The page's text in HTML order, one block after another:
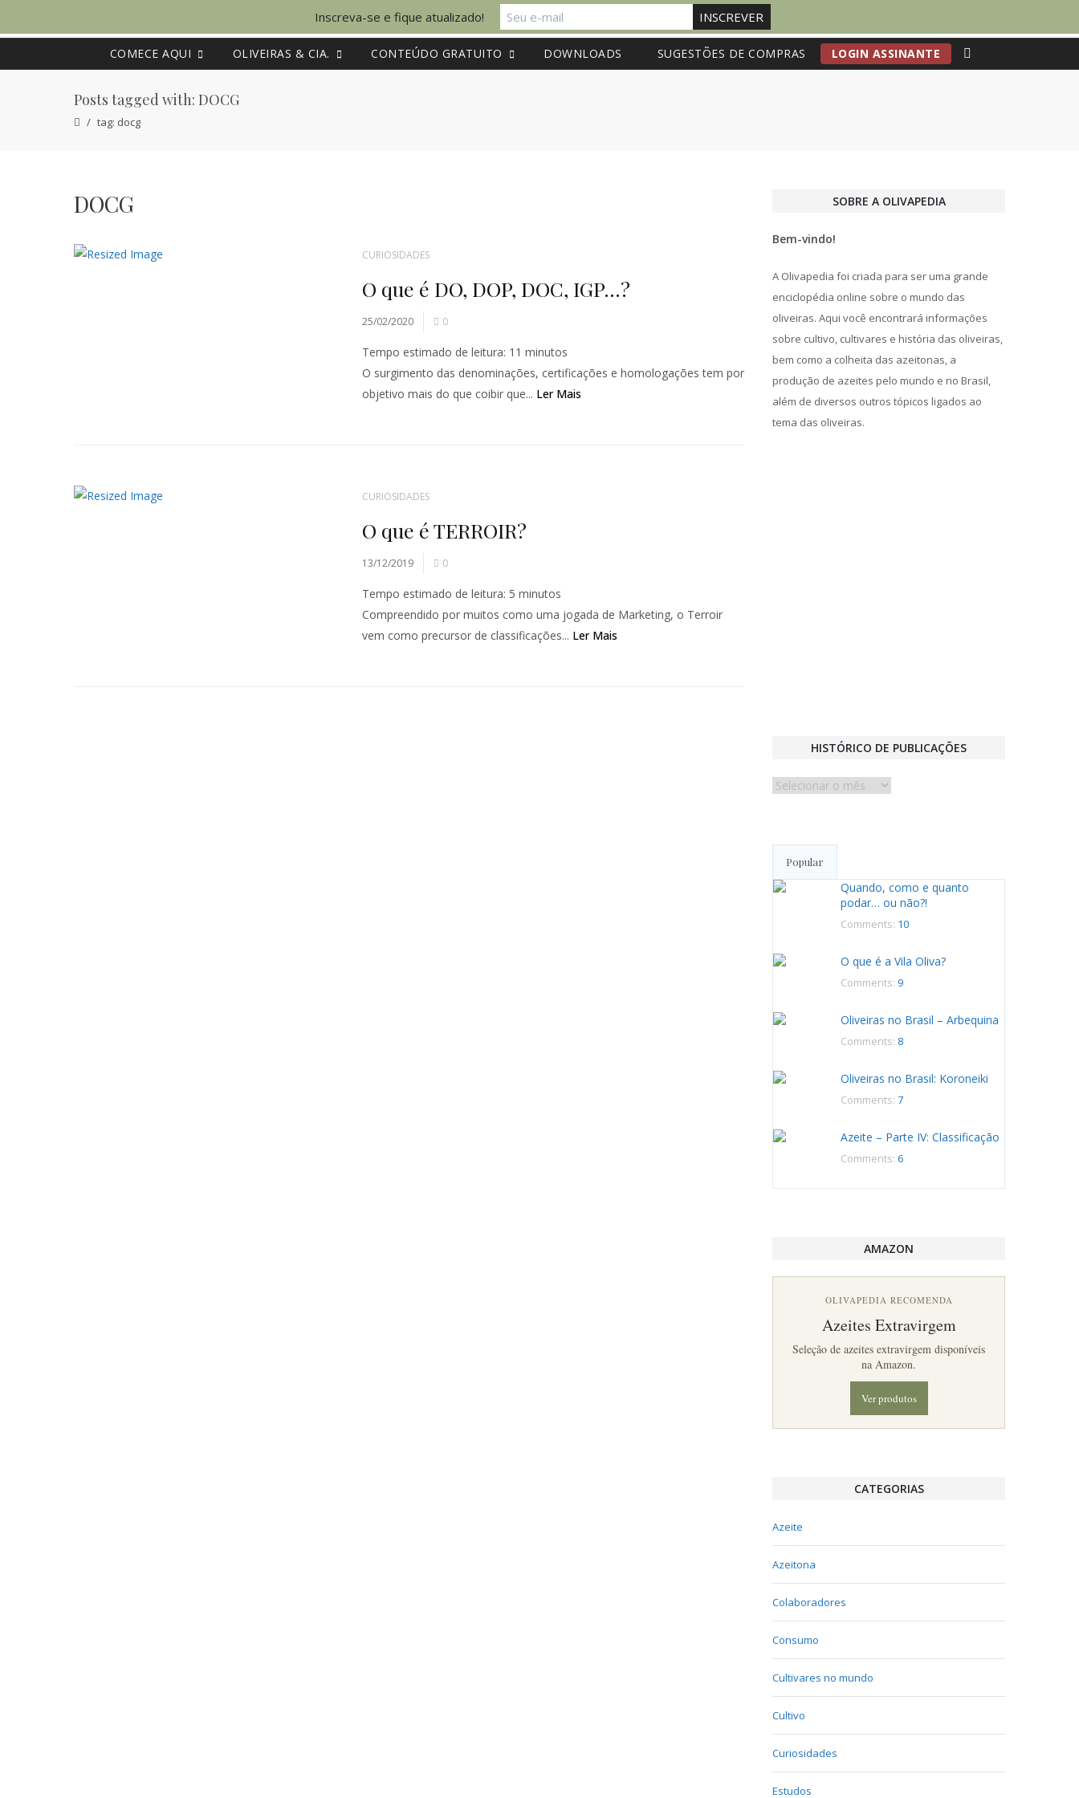
COMECE AQUI OLIVEIRAS & CIA. CONTEÚDO GRATUITO DOWNLOADS SUGESTÕES DE COMPRAS LOGIN ASSINANTE
Posts tagged with: DOCG
tag: docg
DOCG
CURIOSIDADES
O que é DO, DOP, DOC, IGP…?
25/02/2020 0
Tempo estimado de leitura: 11 minutos
O surgimento das denominações, certificações e homologações tem por
objetivo mais do que coibir que... Ler Mais
CURIOSIDADES
O que é TERROIR?
13/12/2019 0
Tempo estimado de leitura: 5 minutos
Compreendido por muitos como uma jogada de Marketing, o Terroir
vem como precursor de classificações... Ler Mais
SOBRE A OLIVAPEDIA
Bem-vindo!
A Olivapedia foi criada para ser uma grande
enciclopédia online sobre o mundo das
oliveiras. Aqui você encontrará informações
sobre cultivo, cultivares e história das oliveiras,
bem como a colheita das azeitonas, a
produção de azeites pelo mundo e no Brasil,
além de diversos outros tópicos ligados ao
tema das oliveiras.
HISTÓRICO DE PUBLICAÇÕES
Histórico
Popular
Quando, como e quanto
podar… ou não?!
Comments: 10
O que é a Vila Oliva?
Comments: 9
Oliveiras no Brasil – Arbequina
Comments: 8
Oliveiras no Brasil: Koroneiki
Comments: 7
Azeite – Parte IV: Classificação
Comments: 6
AMAZON
OLIVAPEDIA RECOMENDA
Azeites Extravirgem
Seleção de azeites extravirgem disponíveis
na Amazon.
Ver produtos
CATEGORIAS
Azeite
Azeitona
Colaboradores
Consumo
Cultivares no mundo
Cultivo
Curiosidades
Estudos
Inscreva-se e fique atualizado!